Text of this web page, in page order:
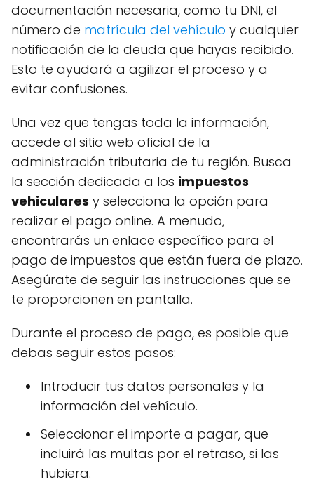
documentación necesaria, como tu DNI, el
número de matrícula del vehículo y cualquier
notificación de la deuda que hayas recibido.
Esto te ayudará a agilizar el proceso y a
evitar confusiones.
Una vez que tengas toda la información,
accede al sitio web oficial de la
administración tributaria de tu región. Busca
la sección dedicada a los impuestos
vehiculares y selecciona la opción para
realizar el pago online. A menudo,
encontrarás un enlace específico para el
pago de impuestos que están fuera de plazo.
Asegúrate de seguir las instrucciones que se
te proporcionen en pantalla.
Durante el proceso de pago, es posible que
debas seguir estos pasos:
Introducir tus datos personales y la
información del vehículo.
Seleccionar el importe a pagar, que
incluirá las multas por el retraso, si las
hubiera.